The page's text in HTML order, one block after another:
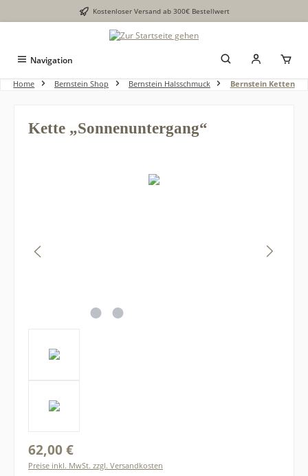
Kostenloser Versand ab 300€ Bestellwert
Navigation
Home Bernstein Shop Bernstein Halsschmuck Bernstein Ketten
Kette „Sonnenuntergang“
62,00 €
Preise inkl. MwSt. zzgl. Versandkosten